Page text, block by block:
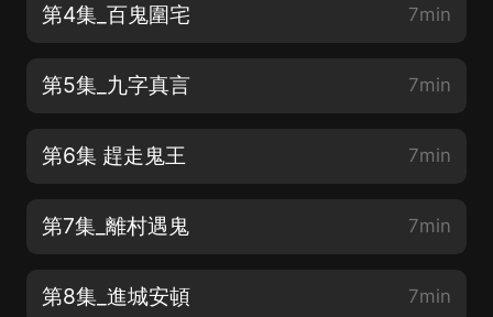
第4集_百鬼圍宅 7min
第5集_九字真言 7min
第6集 趕走鬼王 7min
第7集_離村遇鬼 7min
第8集_進城安頓 7min